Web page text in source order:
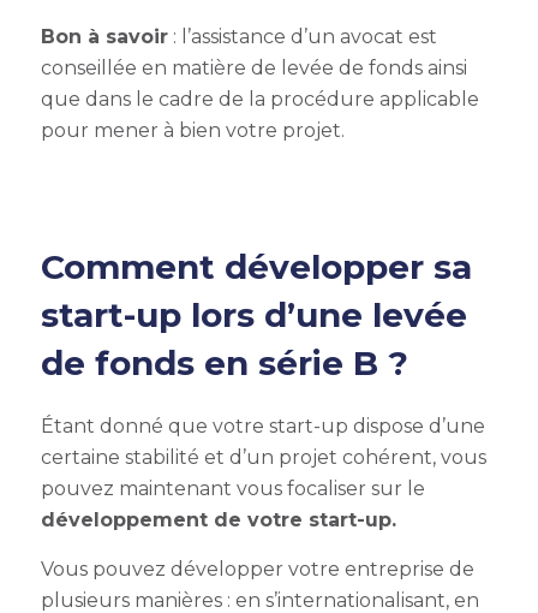
Bon à savoir: l’assistance d’un avocat est
conseillée en matière de levée de fonds ainsi
que dans le cadre de la procédure applicable
pour mener à bien votre projet.
Comment développer sa
start-up lors d’une levée
de fonds en série B ?
Étant donné que votre start-up dispose d’une
certaine stabilité et d’un projet cohérent, vous
pouvez maintenant vous focaliser sur le
développement de votre start-up.
Vous pouvez développer votre entreprise de
plusieurs manières : en s’internationalisant, en